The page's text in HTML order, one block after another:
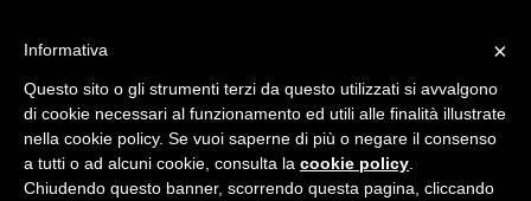
NIK_5992
accetta l'uso dei cookies previsto nella pagina dedicata.
Fai clic per abilitare/disabilitare il tracciamento di
Google Analytics.
×
Informativa
Questo sito o gli strumenti terzi da questo utilizzati si avvalgono
di cookie necessari al funzionamento ed utili alle finalità illustrate
nella cookie policy. Se vuoi saperne di più o negare il consenso
a tutti o ad alcuni cookie, consulta la cookie policy
Chiudendo questo banner, scorrendo questa pagina, cliccando